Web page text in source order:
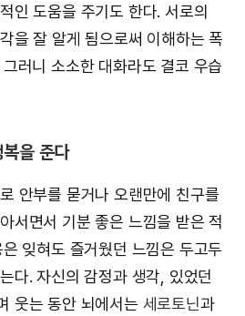
인 도움을 주기도 한다. 서로의
을 잘 알게 됨으로써 이해하는 폭
러니 소소한 대화라도 결코 우습
을 준다
안부를 묻거나 오랜만에 친구를
서면서 기분 좋은 느낌을 받은 적
잊혀도 즐거웠던 느낌은 두고두
다. 자신의 감정과 생각, 있었던
웃는 동안 뇌에서는 세로토닌과